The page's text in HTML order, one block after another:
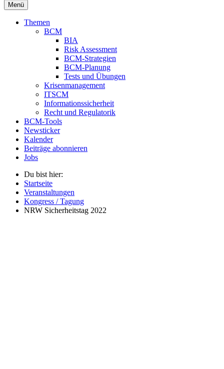
Menü
Themen
BCM
BIA
Risk Assessment
BCM-Strategien
BCM-Planung
Tests und Übungen
Krisenmanagement
ITSCM
Informationssicherheit
Recht und Regulatorik
BCM-Tools
Newsticker
Kalender
Beiträge abonnieren
Jobs
Du bist hier:
Startseite
Veranstaltungen
Kongress / Tagung
NRW Sicherheitstag 2022